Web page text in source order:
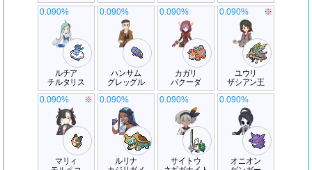
ルチア
チルタリス
0.090%
ハンサム
グレッグル
0.090%
カガリ
バクーダ
0.090%
ユウリ
ザシアン王
0.090% ※
マリィ
0.090% ※
ルリナ
0.090%
サイトウ
0.090%
オニオン
0.090%